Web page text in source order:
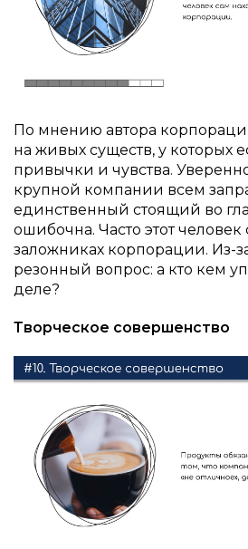
По мнению автора
на живых существ, у которых
привычки и чувства.
крупной компании всем
единственный стоящий во
ошибочна. Часто этот человек
заложниках корпорации. Из-
резонный вопрос: а кто кем
деле?
Творческое совершенство